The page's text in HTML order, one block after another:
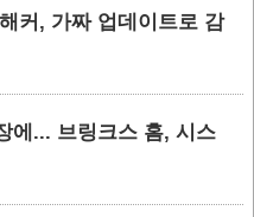
커, 가짜 업데이트로 감
에... 브링크스 홈, 시스